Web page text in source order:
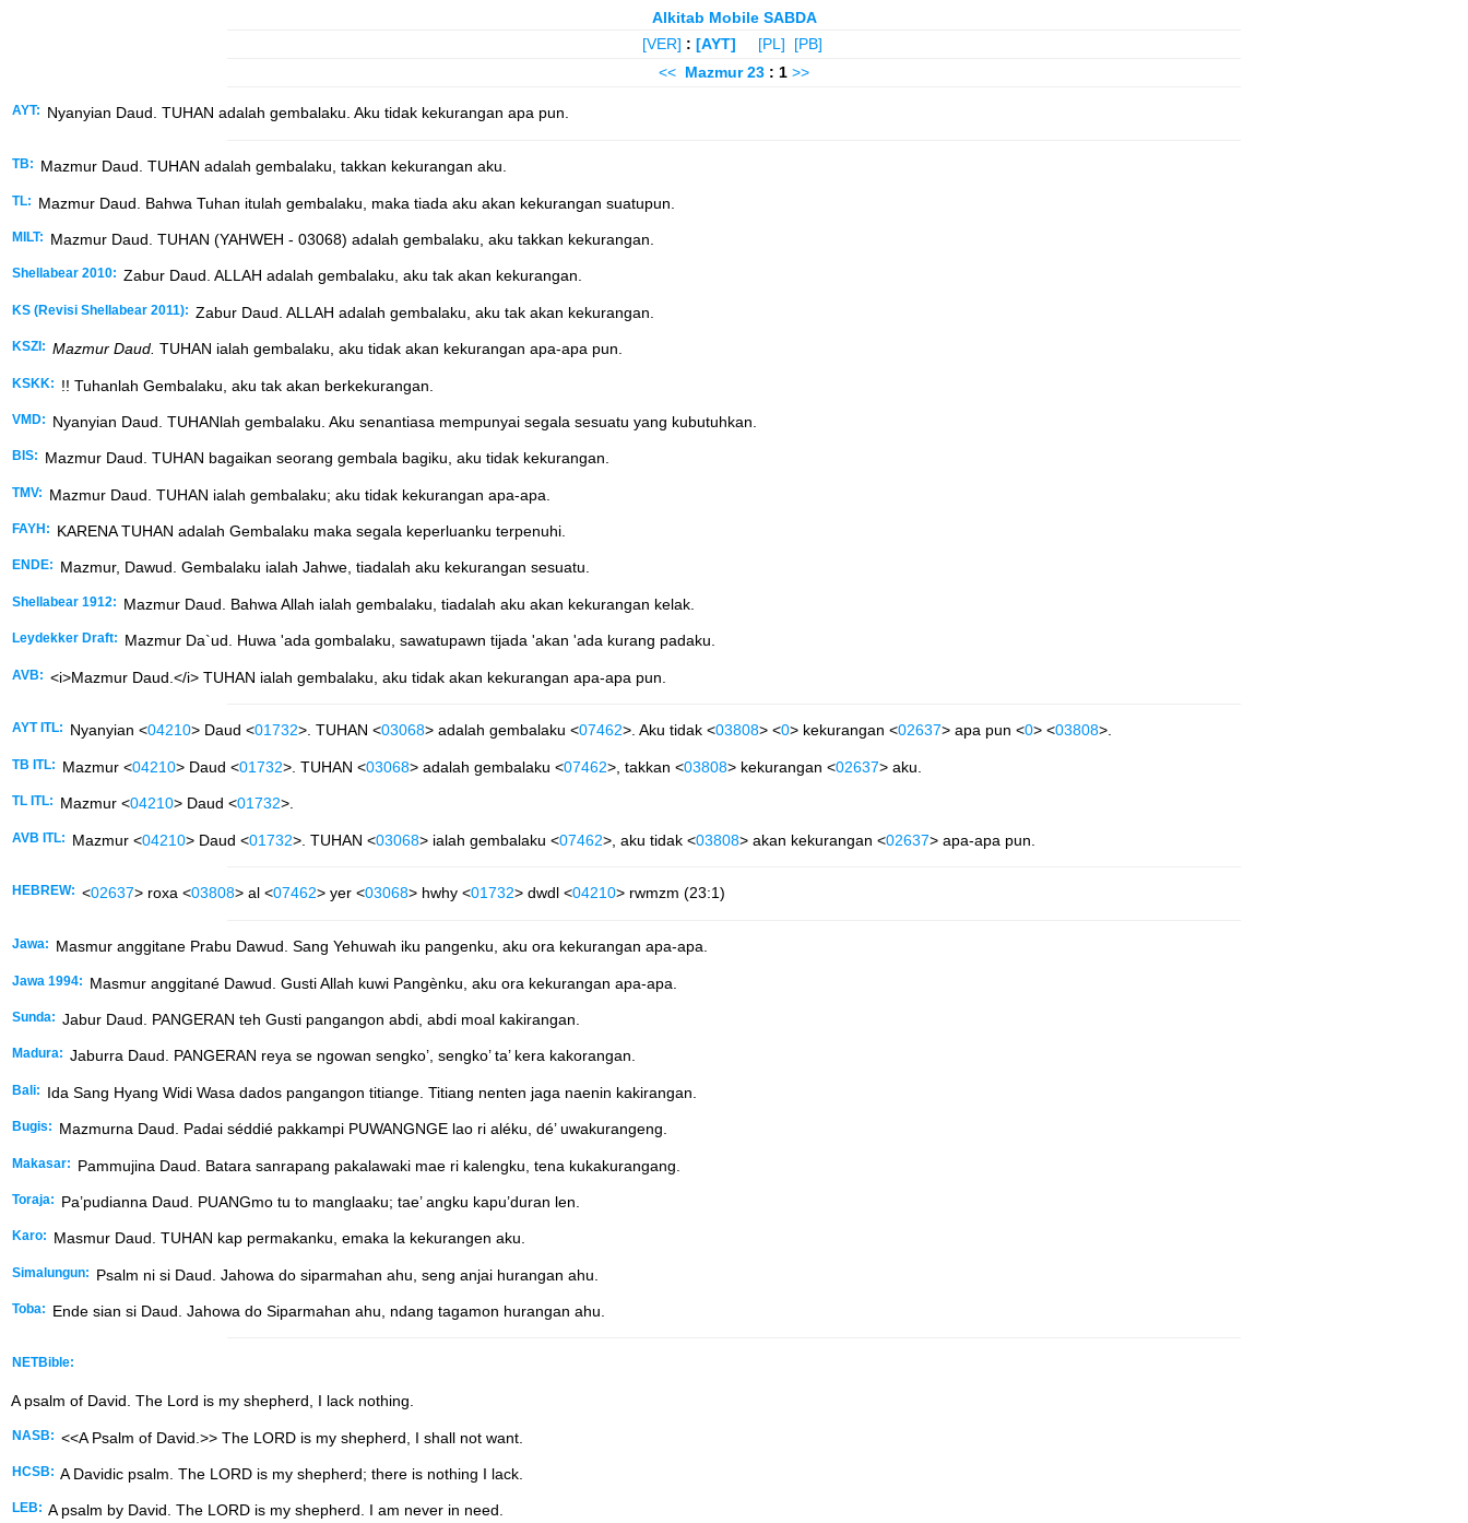
Alkitab Mobile SABDA
[VER] : [AYT] [PL]
[PB]
<< Mazmur 23 : 1 >>
AYT: Nyanyian Daud. TUHAN adalah gembalaku. Aku tidak kekurangan apa pun.
TB: Mazmur Daud. TUHAN adalah gembalaku, takkan kekurangan aku.
TL: Mazmur Daud. Bahwa Tuhan itulah gembalaku, maka tiada aku akan kekurangan suatupun.
MILT: Mazmur Daud. TUHAN (YAHWEH - 03068) adalah gembalaku, aku takkan kekurangan.
Shellabear 2010: Zabur Daud. ALLAH adalah gembalaku, aku tak akan kekurangan.
KS (Revisi Shellabear 2011): Zabur Daud. ALLAH adalah gembalaku, aku tak akan kekurangan.
KSZI: Mazmur Daud. TUHAN ialah gembalaku, aku tidak akan kekurangan apa-apa pun.
KSKK: !! Tuhanlah Gembalaku, aku tak akan berkekurangan.
VMD: Nyanyian Daud. TUHANlah gembalaku. Aku senantiasa mempunyai segala sesuatu yang kubutuhkan.
BIS: Mazmur Daud. TUHAN bagaikan seorang gembala bagiku, aku tidak kekurangan.
TMV: Mazmur Daud. TUHAN ialah gembalaku; aku tidak kekurangan apa-apa.
FAYH: KARENA TUHAN adalah Gembalaku maka segala keperluanku terpenuhi.
ENDE: Mazmur, Dawud. Gembalaku ialah Jahwe, tiadalah aku kekurangan sesuatu.
Shellabear 1912: Mazmur Daud. Bahwa Allah ialah gembalaku, tiadalah aku akan kekurangan kelak.
Leydekker Draft: Mazmur Da`ud. Huwa 'ada gombalaku, sawatupawn tijada 'akan 'ada kurang padaku.
AVB: <i>Mazmur Daud.</i> TUHAN ialah gembalaku, aku tidak akan kekurangan apa-apa pun.
AYT ITL: Nyanyian <04210> Daud <01732>. TUHAN <03068> adalah gembalaku <07462>. Aku tidak <03808> <0> kekurangan <02637> apa pun <0> <03808>.
TB ITL: Mazmur <04210> Daud <01732>. TUHAN <03068> adalah gembalaku <07462>, takkan <03808> kekurangan <02637> aku.
TL ITL: Mazmur <04210> Daud <01732>.
AVB ITL: Mazmur <04210> Daud <01732>. TUHAN <03068> ialah gembalaku <07462>, aku tidak <03808> akan kekurangan <02637> apa-apa pun.
HEBREW: <02637> roxa <03808> al <07462> yer <03068> hwhy <01732> dwdl <04210> rwmzm (23:1)
Jawa: Masmur anggitane Prabu Dawud. Sang Yehuwah iku pangenku, aku ora kekurangan apa-apa.
Jawa 1994: Masmur anggitané Dawud. Gusti Allah kuwi Pangènku, aku ora kekurangan apa-apa.
Sunda: Jabur Daud. PANGERAN teh Gusti pangangon abdi, abdi moal kakirangan.
Madura: Jaburra Daud. PANGERAN reya se ngowan sengko’, sengko’ ta’ kera kakorangan.
Bali: Ida Sang Hyang Widi Wasa dados pangangon titiange. Titiang nenten jaga naenin kakirangan.
Bugis: Mazmurna Daud. Padai séddié pakkampi PUWANGNGE lao ri aléku, dé’ uwakurangeng.
Makasar: Pammujina Daud. Batara sanrapang pakalawaki mae ri kalengku, tena kukakurangang.
Toraja: Pa’pudianna Daud. PUANGmo tu to manglaaku; tae’ angku kapu’duran len.
Karo: Masmur Daud. TUHAN kap permakanku, emaka la kekurangen aku.
Simalungun: Psalm ni si Daud. Jahowa do siparmahan ahu, seng anjai hurangan ahu.
Toba: Ende sian si Daud. Jahowa do Siparmahan ahu, ndang tagamon hurangan ahu.
NETBible:
A psalm of David. The Lord is my shepherd, I lack nothing.
NASB: <<A Psalm of David.>> The LORD is my shepherd, I shall not want.
HCSB: A Davidic psalm. The LORD is my shepherd; there is nothing I lack.
LEB: A psalm by David. The LORD is my shepherd. I am never in need.